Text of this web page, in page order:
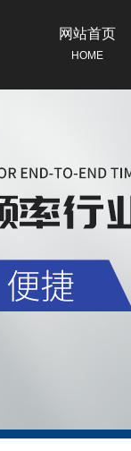
网站首页
HOME